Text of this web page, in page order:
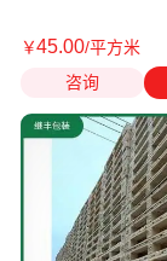
￥45.00/平方米
咨询